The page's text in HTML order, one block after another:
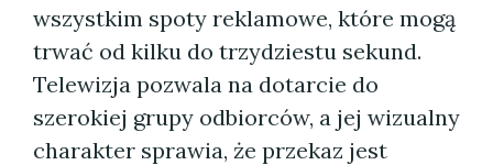
wszystkim spoty reklamowe, które mogą
trwać od kilku do trzydziestu sekund.
Telewizja pozwala na dotarcie do
szerokiej grupy odbiorców, a jej wizualny
charakter sprawia, że przekaz jest